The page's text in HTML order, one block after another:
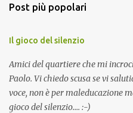
Post più popolari
Il gioco del silenzio
Amici del quartiere che mi
Paolo. Vi chiedo scusa se vi
voce, non è per maleducazione
gioco del silenzio.... :-)